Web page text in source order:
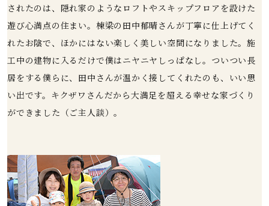
されたのは、隠れ家のようなロフトやスキップフロアを設けた
遊び心満点の住まい。棟梁の田中郁晴さんが丁寧に仕上げてく
れたお陰で、ほかにはない楽しく美しい空間になりました。施
工中の建物に入るだけで僕はニヤニヤしっぱなし。ついつい長
居をする僕らに、田中さんが温かく接してくれたのも、いい思
い出です。キクザワさんだから大満足を超える幸せな家づくり
ができました（ご主人談）。